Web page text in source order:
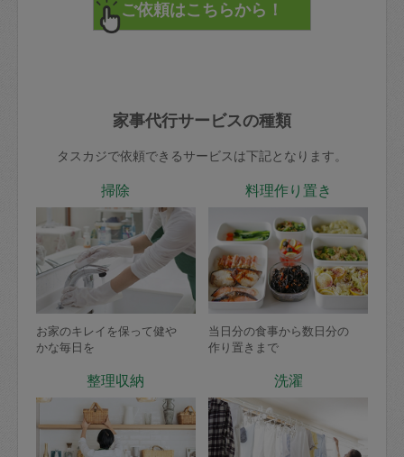
家事代行サービスの種類
タスカジで依頼できるサービスは下記となります。
掃除
お家のキレイを保って健や
かな毎日を
料理作り置き
当日分の食事から数日分の
作り置きまで
整理収納 洗濯